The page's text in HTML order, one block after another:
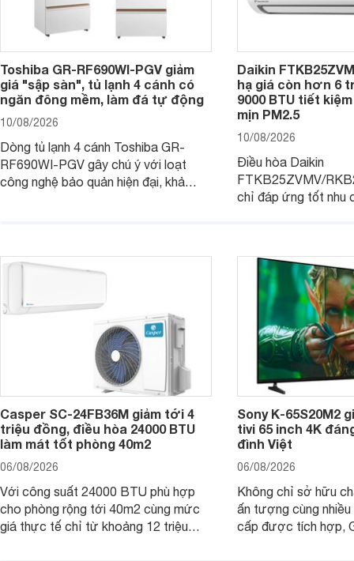
Toshiba GR-RF690WI-PGV giảm
giá "sập sàn", tủ lạnh 4 cánh có
ngăn đông mềm, làm đá tự động
10/08/2026
Dòng tủ lạnh 4 cánh Toshiba GR-
RF690WI-PGV gây chú ý với loạt
công nghệ bảo quản hiện đại, khả
Daikin
hạ giá còn hơn 6
9000 BTU tiết
mịn PM2.5
10/08/2026
Điều hòa Daikin
FTKB25ZVMV/
chỉ đáp ứng tốt nhu
được bán với mức
tại nhiều cửa hàng
máy.
Casper SC-24FB36M giảm tới 4
triệu đồng, điều hòa 24000 BTU
làm mát tốt phòng 40m2
06/08/2026
Với công suất 24000 BTU phù hợp
cho phòng rộng tới 40m2 cùng mức
giá thực tế chỉ từ khoảng 12 triệu
Sony K-65S20M2
tivi 65 inch 4K
đình Việt
06/08/2026
Không chỉ sở hữu
ấn tượng cùng
cấp được tích hợp,